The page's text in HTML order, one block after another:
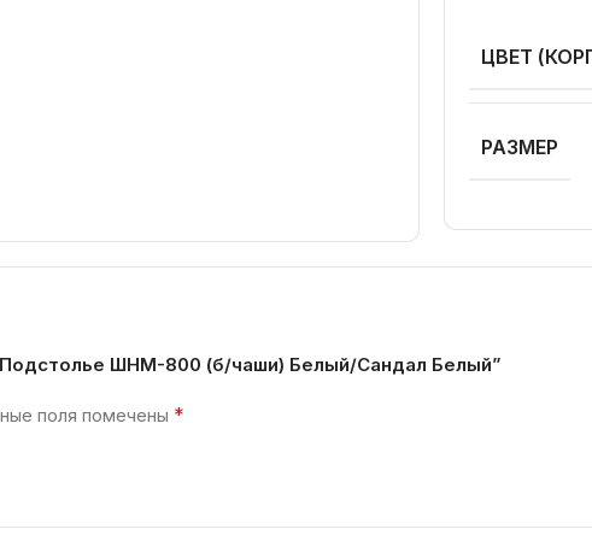
ЦВЕТ
РАЗМЕР
ШНМ-800 (б/чаши) Белый/Сандал Белый”
поля помечены *